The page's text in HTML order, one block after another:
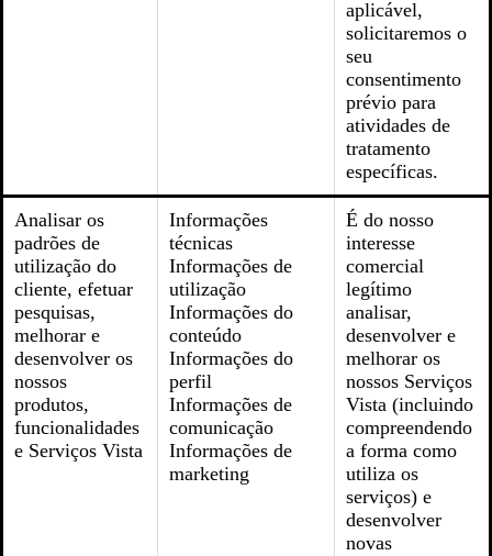
aplicável,
solicitaremos o
seu
consentimento
prévio para
atividades de
tratamento
específicas.
Analisar os
padrões de
utilização do
cliente, efetuar
pesquisas,
melhorar e
desenvolver os
nossos
produtos,
funcionalidades
e Serviços Vista
Informações
técnicas
Informações de
utilização
Informações do
conteúdo
Informações do
perfil
Informações de
comunicação
Informações de
marketing
É do nosso
interesse
comercial
legítimo
analisar,
desenvolver e
melhorar os
nossos Serviços
Vista (incluindo
compreendendo
a forma como
utiliza os
serviços) e
desenvolver
novas